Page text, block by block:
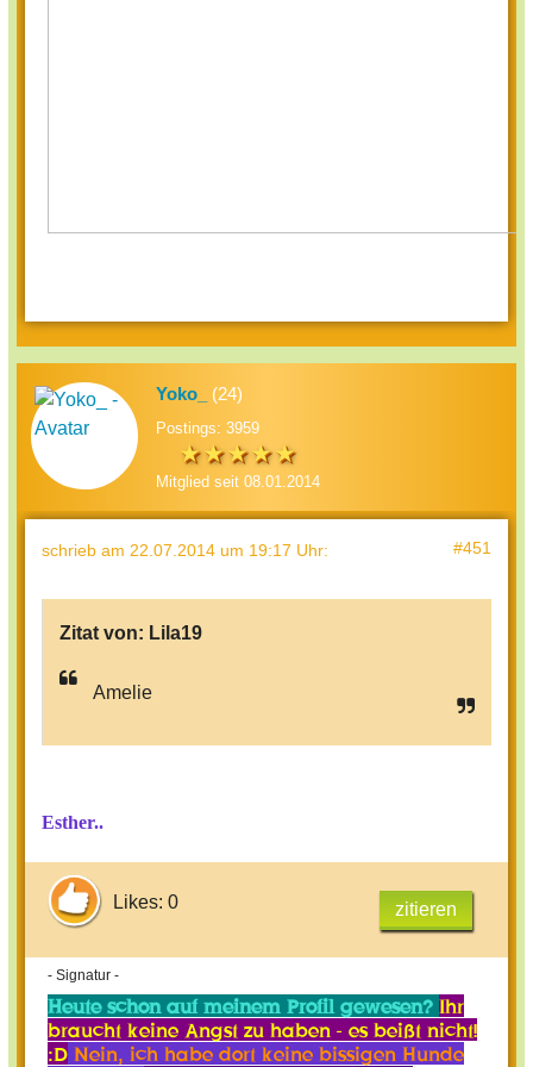
Yoko_ (24)
Postings: 3959
Mitglied seit 08.01.2014
schrieb am 22.07.2014 um 19:17 Uhr: #451
Zitat von: Lila19
Amelie
Esther..
Likes: 0 zitieren
- Signatur -
Heute schon auf meinem Profil gewesen? Ihr
braucht keine Angst zu haben - es beißt nicht!
:D Nein, ich habe dort keine bissigen Hunde